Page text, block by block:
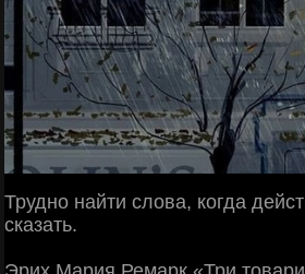
Трудно найти слова, когда
сказать.